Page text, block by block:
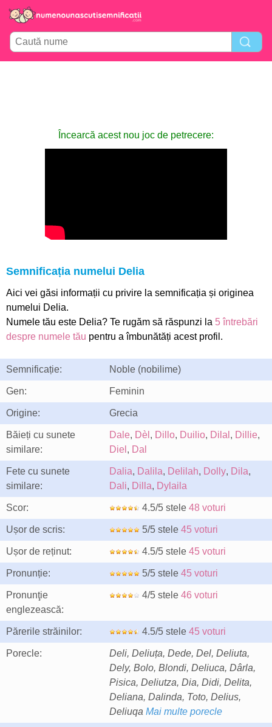
Încearcă acest nou joc de petrecere:
Semnificația numelui Delia
Aici vei găsi informații cu privire la semnificația și originea
numelui Delia.
Numele tău este Delia? Te rugăm să răspunzi la 5 întrebări
despre numele tău pentru a îmbunătăți acest profil.
Semnificație: Noble (nobilime)
Gen: Feminin
Origine: Grecia
Băieți cu sunete
similare:
Dale, Dèl , Dillo, Duilio, Dilal , Dillie,
Diel , Dal
Fete cu sunete
similare:
Dalia, Dalila, Delilah, Dolly, Dila,
Dali, Dilla, Dylaila
Scor: 4.5/5 stele 48 voturi
Ușor de scris: 5/5 stele 45 voturi
Ușor de reținut: 4.5/5 stele 45 voturi
Pronunție: 5/5 stele 45 voturi
Pronunţie
englezească:
4/5 stele 46 voturi
Părerile străinilor: 4.5/5 stele 45 voturi
Porecle:
Deli, Deliuța, Dede, Del, Deliuta,
Dely, Bolo, Blondi, Deliuca, Dârla,
Pisica, Deliutza, Dia, Didi, Delita,
Deliana, Dalinda, Toto, Delius,
Deliuqa Mai multe porecle